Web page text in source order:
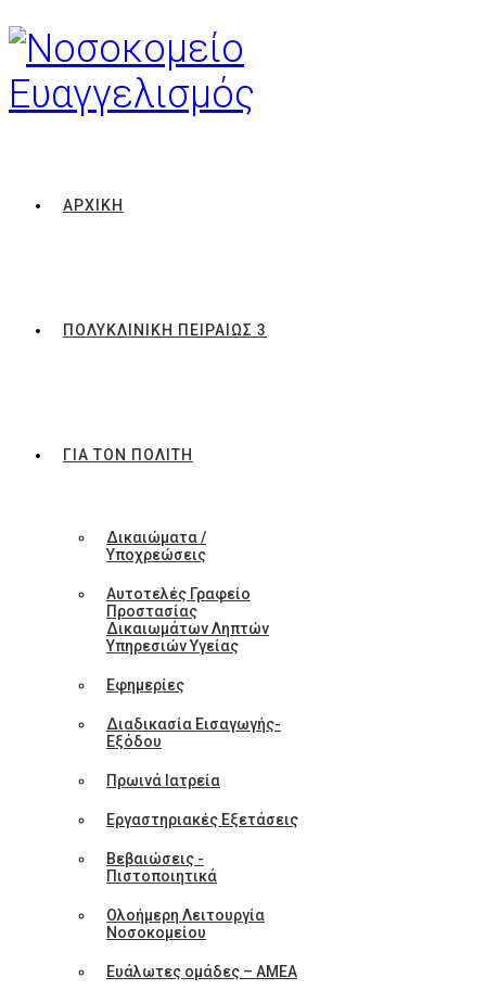
ΑΡΧΙΚΗ
ΠΟΛΥΚΛΙΝΙΚΗ ΠΕΙΡΑΙΩΣ 3
ΓΙΑ ΤΟΝ ΠΟΛΙΤΗ
Δικαιώματα /
Υποχρεώσεις
Αυτοτελές Γραφείο
Προστασίας
Δικαιωμάτων Ληπτών
Υπηρεσιών Υγείας
Εφημερίες
Διαδικασία Εισαγωγής-
Εξόδου
Πρωινά Ιατρεία
Εργαστηριακές Εξετάσεις
Βεβαιώσεις -
Πιστοποιητικά
Ολοήμερη Λειτουργία
Νοσοκομείου
Ευάλωτες ομάδες – ΑΜΕΑ